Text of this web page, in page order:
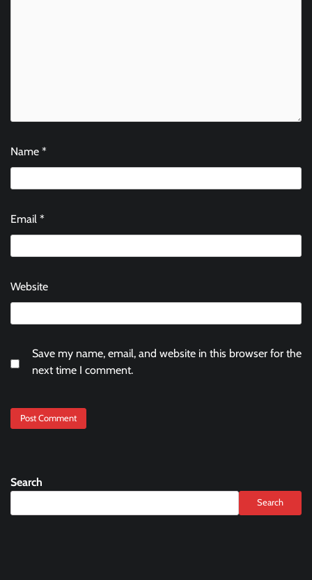
Name *
Email *
Website
Save my name, email, and website in this browser for the
next time I comment.
Search
Search